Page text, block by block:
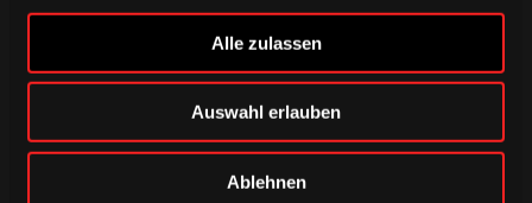
Alle zulassen
Auswahl erlauben
Ablehnen